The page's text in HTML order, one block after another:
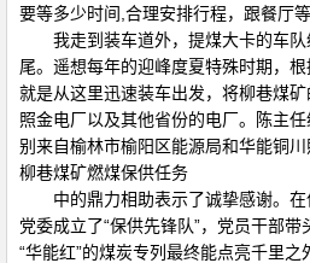
要等多少时间,合理安排行程，跟餐厅
我走到装车道外，提煤大卡的车
尾。遥想每年的迎峰度夏特殊时期，
就是从这里迅速装车出发，将柳巷煤矿
照金电厂以及其他省份的电厂。陈主
别来自榆林市榆阳区能源局和华能铜
柳巷煤矿燃煤保供任务
中的鼎力相助表示了诚挚感谢。
党委成立了“保供先锋队”，党员干部
“华能红”的煤炭专列最终能点亮千里